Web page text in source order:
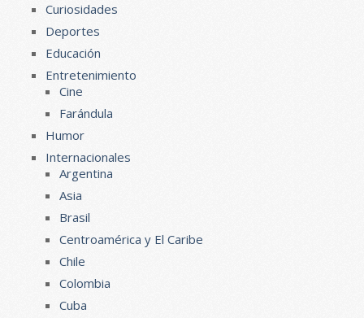
Curiosidades
Deportes
Educación
Entretenimiento
Cine
Farándula
Humor
Internacionales
Argentina
Asia
Brasil
Centroamérica y El Caribe
Chile
Colombia
Cuba